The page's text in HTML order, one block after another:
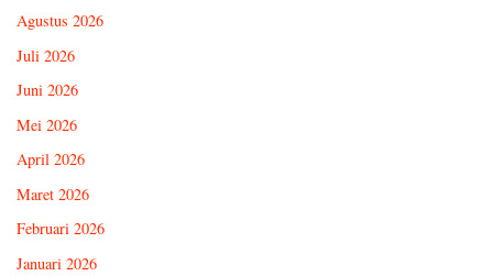
Agustus 2026
Juli 2026
Juni 2026
Mei 2026
April 2026
Maret 2026
Februari 2026
Januari 2026